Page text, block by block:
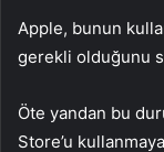
Apple, bunun
gerekli olduğunu
Öte yandan bu
Store’u